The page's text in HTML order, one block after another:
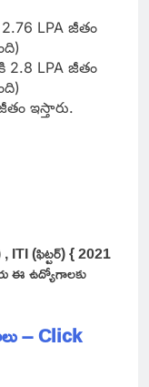
LPA జీతం
2.8 LPA జీతం
ఇస్తారు.
, ITI (ఫిట్టర్) { 2021
ఈ ఉద్యోగాలకు
– Click